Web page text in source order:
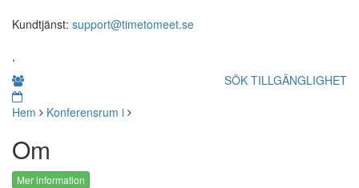
Kundtjänst: support@timetomeet.se
,
SÖK TILLGÄNGLIGHET
Hem
Konferensrum i
Om
Mer information